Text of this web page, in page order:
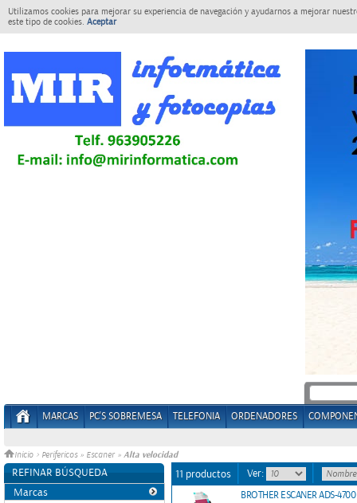
Utilizamos cookies para mejorar su experiencia de navegación y ayudarnos a mejorar
este tipo de cookies. Aceptar
MARCAS PC'S SOBREMESA TELEFONIA ORDENADORES
Inicio > Perifericos » Escaner » Alta velocidad
REFINAR BÚSQUEDA
Marcas
11 productos Ver:
BROTHER ESCANER ADS-